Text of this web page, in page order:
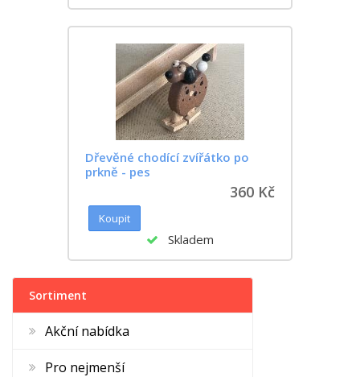
Dřevěné chodící zvířátko po
prkně - pes
360 Kč
Skladem
Sortiment
Akční nabídka
Pro nejmenší